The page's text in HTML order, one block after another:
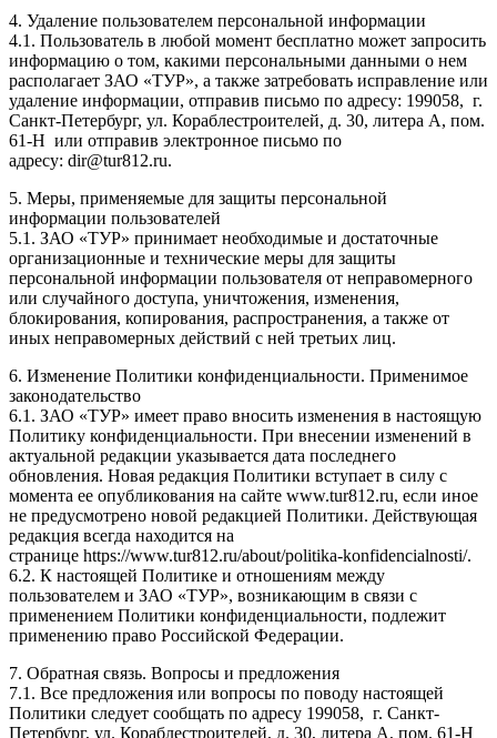
4. Удаление пользователем персональной информации
4.1. Пользователь в любой момент бесплатно может запросить
информацию о том, какими персональными данными о нем
располагает ЗАО «ТУР», а также затребовать исправление или
удаление информации, отправив письмо по адресу: 199058, г.
Санкт-Петербург, ул. Кораблестроителей, д. 30, литера А, пом.
61-Н или отправив электронное письмо по
адресу: dir@tur812.ru.
5. Меры, применяемые для защиты персональной
информации пользователей
5.1. ЗАО «ТУР» принимает необходимые и достаточные
организационные и технические меры для защиты
персональной информации пользователя от неправомерного
или случайного доступа, уничтожения, изменения,
блокирования, копирования, распространения, а также от
иных неправомерных действий с ней третьих лиц.
6. Изменение Политики конфиденциальности. Применимое
законодательство
6.1. ЗАО «ТУР» имеет право вносить изменения в настоящую
Политику конфиденциальности. При внесении изменений в
актуальной редакции указывается дата последнего
обновления. Новая редакция Политики вступает в силу с
момента ее опубликования на сайте www.tur812.ru, если иное
не предусмотрено новой редакцией Политики. Действующая
редакция всегда находится на
странице https://www.tur812.ru/about/politika-konfidencialnosti/.
6.2. К настоящей Политике и отношениям между
пользователем и ЗАО «ТУР», возникающим в связи с
применением Политики конфиденциальности, подлежит
применению право Российской Федерации.
7. Обратная связь. Вопросы и предложения
7.1. Все предложения или вопросы по поводу настоящей
Политики следует сообщать по адресу 199058, г. Санкт-
Петербург, ул. Кораблестроителей, д. 30, литера А, пом. 61-Н